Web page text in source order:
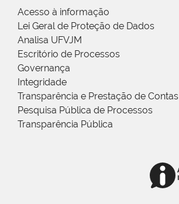
Acesso à informação
Lei Geral de Proteção de Dados
Analisa UFVJM
Escritório de Processos
Governança
Integridade
Transparência e Prestação de Contas
Pesquisa Pública de Processos
Transparência Pública